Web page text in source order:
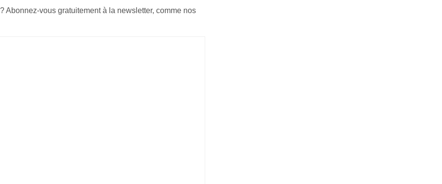
? Abonnez-vous gratuitement à la newsletter, comme nos